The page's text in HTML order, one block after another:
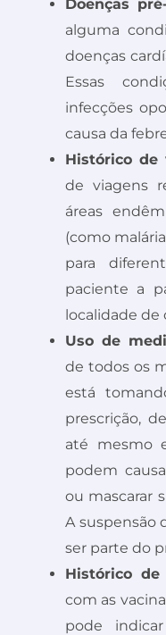
Doenças
alguma
doenças
Essas
infecções
causa da
Histórico de
de viagens
áreas
(como
para
paciente a
localidade de
Uso de
de todos os
está
prescrição,
até mesmo
podem
ou mascarar
A suspensão
ser parte do
Histórico de
com as
pode